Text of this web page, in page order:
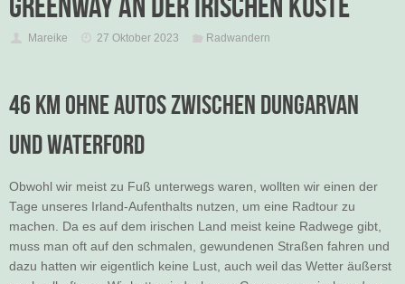
Mareike 27 Oktober 2023 Radwandern
46 km ohne Autos zwischen Dungarvan
und Waterford
Obwohl wir meist zu Fuß unterwegs waren, wollten wir einen der
Tage unseres Irland-Aufenthalts nutzen, um eine Radtour zu
machen. Da es auf dem irischen Land meist keine Radwege gibt,
muss man oft auf den schmalen, gewundenen Straßen fahren und
dazu hatten wir eigentlich keine Lust, auch weil das Wetter äußerst